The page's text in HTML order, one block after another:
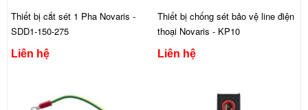
Thiết bị cắt sét 1 Pha Novaris -
SDD1-150-275
Liên hệ
Thiết bị chống sét bảo vệ line điện
thoại Novaris - KP10
Liên hệ